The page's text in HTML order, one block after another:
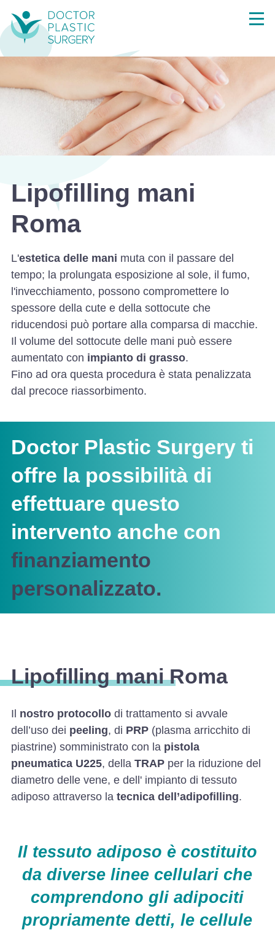
Lipofilling mani
Roma
L'estetica delle mani muta con il passare del
tempo; la prolungata esposizione al sole, il fumo,
l'invecchiamento, possono compromettere lo
spessore della cute e della sottocute che
riducendosi può portare alla comparsa di macchie.
Il volume del sottocute delle mani può essere
aumentato con impianto di grasso.
Fino ad ora questa procedura è stata penalizzata
dal precoce riassorbimento.
Doctor Plastic Surgery ti
offre la possibilità di
effettuare questo
intervento anche con
finanziamento
personalizzato.
Lipofilling mani Roma
Il nostro protocollo di trattamento si avvale
dell’uso dei peeling, di PRP (plasma arricchito di
piastrine) somministrato con la pistola
pneumatica U225, della TRAP per la riduzione del
diametro delle vene, e dell' impianto di tessuto
adiposo attraverso la tecnica dell’adipofilling.
Il tessuto adiposo è costituito
da diverse linee cellulari che
comprendono gli adipociti
propriamente detti, le cellule